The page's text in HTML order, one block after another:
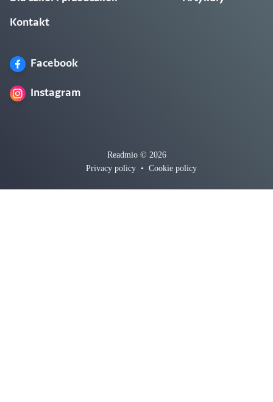
Kontakt
Facebook
Instagram
Readmio © 2026
Privacy policy • Cookie policy